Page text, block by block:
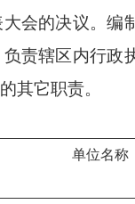
会的决议。
责辖区内行
其它职责。
单位名称